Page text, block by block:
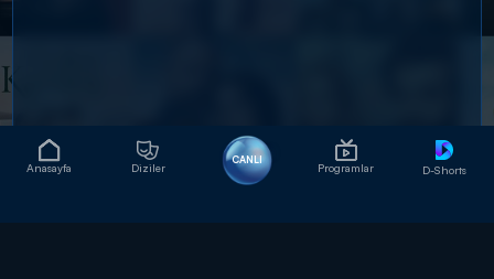
Anasayfa Diziler
CANLI
Programlar D-Shorts